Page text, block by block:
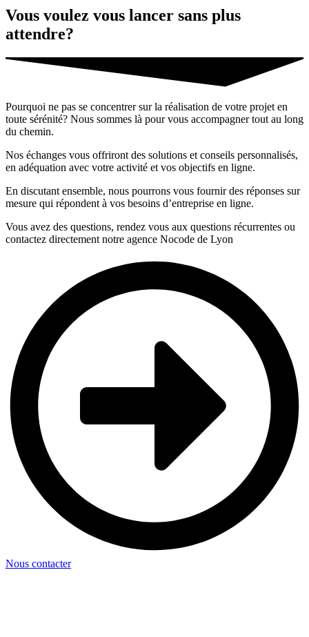
Vous voulez vous lancer sans plus
attendre?
Pourquoi ne pas se concentrer sur la réalisation de votre projet en
toute sérénité? Nous sommes là pour vous accompagner tout au long
du chemin.
Nos échanges vous offriront des solutions et conseils personnalisés,
en adéquation avec votre activité et vos objectifs en ligne.
En discutant ensemble, nous pourrons vous fournir des réponses sur
mesure qui répondent à vos besoins d’entreprise en ligne.
Vous avez des questions, rendez vous aux questions récurrentes ou
contactez directement notre agence Nocode de Lyon
Nous contacter